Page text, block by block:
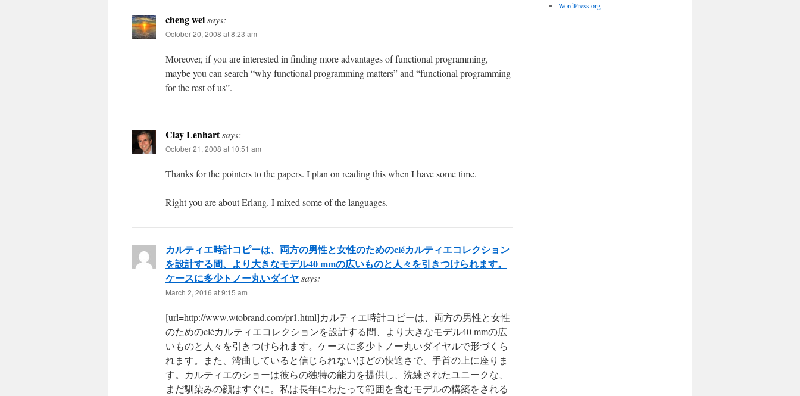
cheng weisays:
October 20, 2008 at 8:23 am
Moreover, if you are interested in finding more advantages of functional programming,
maybe you can search “why functional programming matters” and “functional programming
for the rest of us”.
Clay Lenhartsays:
October 21, 2008 at 10:51 am
Thanks for the pointers to the papers. I plan on reading this when I have some time.
Right you are about Erlang. I mixed some of the languages.
カルティエ時計コピーは、両方の男性と女性のためのcléカルティエコレクション
を設計する間、より大きなモデル40 mmの広いものと人々を引きつけられます。
ケースに多少トノー丸いダイヤsays:
March 2, 2016 at 9:15 am
[url=http://www.wtobrand.com/pr1.html]カルティエ時計コピーは、両方の男性と女性
のためのcléカルティエコレクションを設計する間、より大きなモデル40 mmの広
いものと人々を引きつけられます。ケースに多少トノー丸いダイヤルで形づくら
れます。また、湾曲していると信じられないほどの快適さで、手首の上に座りま
す。カルティエのショーは彼らの独特の能力を提供し、洗練されたユニークな、
まだ馴染みの顔はすぐに。私は長年にわたって範囲を含むモデルの構築をされる
WordPress.org